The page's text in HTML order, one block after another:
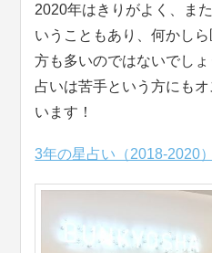
2020年はきりがよく、ま
いうこともあり、何かし
方も多いのではないでしょ
占いは苦手という方にも
います！
3年の星占い（2018-2020）